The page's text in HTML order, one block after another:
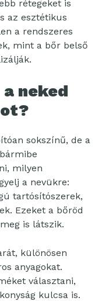
rétegeket is
az esztétikus
a rendszeres
mint a bőr belső
neked
sokszínű, de a
milyen
a nevükre:
tartósítószerek,
Ezeket a bőröd
is látszik.
különösen
anyagokat.
választani,
kulcsa is.